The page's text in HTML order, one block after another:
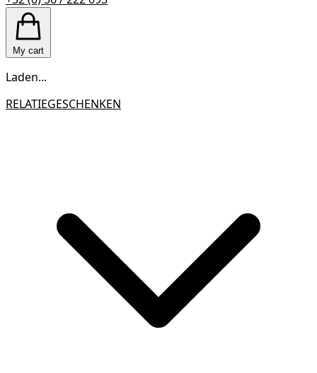
My cart
Laden...
RELATIEGESCHENKEN